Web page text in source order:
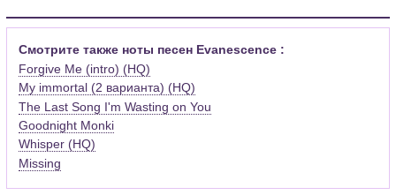
Смотрите также ноты песен Evanescence :
Forgive Me (intro) (HQ)
My immortal (2 варианта) (HQ)
The Last Song I'm Wasting on You
Goodnight Monki
Whisper (HQ)
Missing